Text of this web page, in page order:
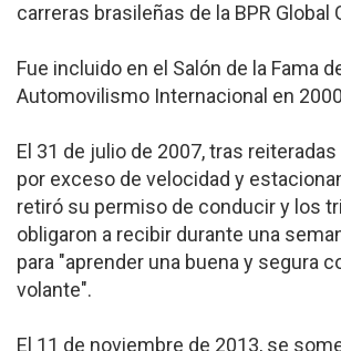
carreras brasileñas de la BPR Global
Fue incluido en el Salón de la Fama
Automovilismo Internacional en
El 31 de julio de 2007, tras
por exceso de velocidad y
retiró su permiso de conducir y los
obligaron a recibir durante una
para "aprender una buena y segura
volante".
El 11 de noviembre de 2013, se